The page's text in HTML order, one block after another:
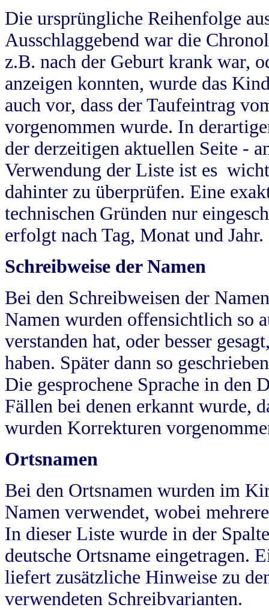
Die ursprüngliche Reihenfolge
Ausschlaggebend war die
z.B. nach der Geburt krank war,
anzeigen konnten, wurde das
auch vor, dass der Taufeintrag
vorgenommen wurde. In
der derzeitigen aktuellen Seite -
Verwendung der Liste ist es
dahinter zu überprüfen. Eine
technischen Gründen nur
erfolgt nach Tag, Monat und Jahr.
Schreibweise der Namen
Bei den Schreibweisen der
Namen wurden offensichtlich so
verstanden hat, oder besser
haben. Später dann so
Die gesprochene Sprache in
Fällen bei denen erkannt wurde,
wurden Korrekturen
Ortsnamen
Bei den Ortsnamen wurden im
Namen verwendet, wobei
In dieser Liste wurde in der
deutsche Ortsname eingetragen.
liefert zusätzliche Hinweise zu
verwendeten Schreibvarianten.